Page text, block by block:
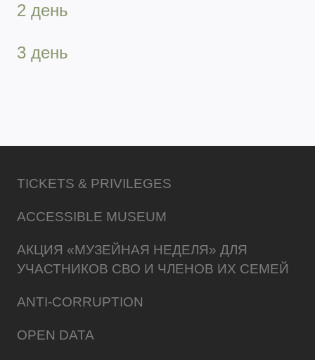
2 день
3 день
TICKETS & PRIVILEGES
ACCESSIBLE MUSEUM
АКЦИЯ «МУЗЕЙНАЯ НЕДЕЛЯ» ДЛЯ
УЧАСТНИКОВ СВО И ЧЛЕНОВ ИХ СЕМЕЙ
ANTI-CORRUPTION
OPEN DATA